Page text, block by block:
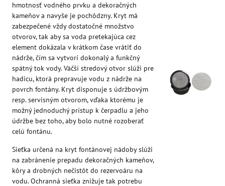
hmotnosť vodného prvku a dekoračných
kameňov a navyše je pochôdzny. Kryt má
zabezpečené vždy dostatočné množstvo
otvorov, tak aby sa voda pretekajúca cez
element dokázala v krátkom čase vrátiť do
nádrže, čím sa vytvorí dokonalý a funkčný
spätný tok vody. Väčší stredový otvor slúži pre
hadicu, ktorá prepravuje vodu z nádrže na
povrch fontány. Kryt disponuje s údržbovým
resp. servisným otvorom, vďaka ktorému je
možný jednoduchý prístup k čerpadlu a jeho
údržbe bez toho, aby bolo nutné rozoberať
celú fontánu.
Sieťka určená na kryt fontánovej nádoby slúži
na zabránenie prepadu dekoračných kameňov,
kôry a drobných nečistôt do rezervoáru na
vodu. Ochranná sieťka znižuje tak potrebu